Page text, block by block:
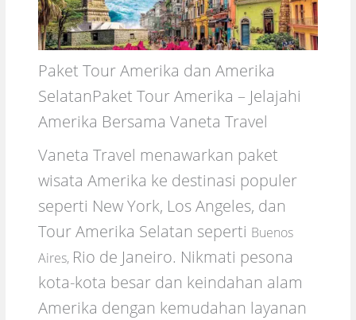
Paket Tour Amerika dan Amerika
SelatanPaket Tour Amerika – Jelajahi
Amerika Bersama Vaneta Travel
Vaneta Travel menawarkan paket
wisata Amerika ke destinasi populer
seperti New York, Los Angeles, dan
Tour Amerika Selatan seperti Buenos
Aires, Rio de Janeiro. Nikmati pesona
kota-kota besar dan keindahan alam
Amerika dengan kemudahan layanan